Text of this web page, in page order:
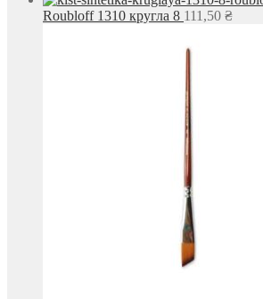
Roubloff 1310 кругла 8 111,50 ₴